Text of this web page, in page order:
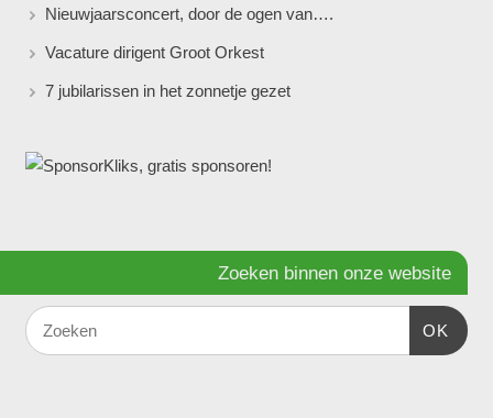
Nieuwjaarsconcert, door de ogen van….
Vacature dirigent Groot Orkest
7 jubilarissen in het zonnetje gezet
Zoeken binnen onze website
OK